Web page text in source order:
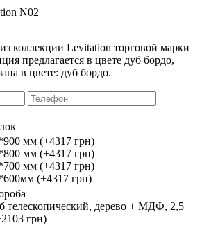
N02
коллекции Levitation торговой марки
предлагается в цвете дуб бордо,
в цвете: дуб бордо.
мм (+4317 грн)
мм (+4317 грн)
мм (+4317 грн)
(+4317 грн)
телескопический, дерево + МДФ, 2,5
грн)